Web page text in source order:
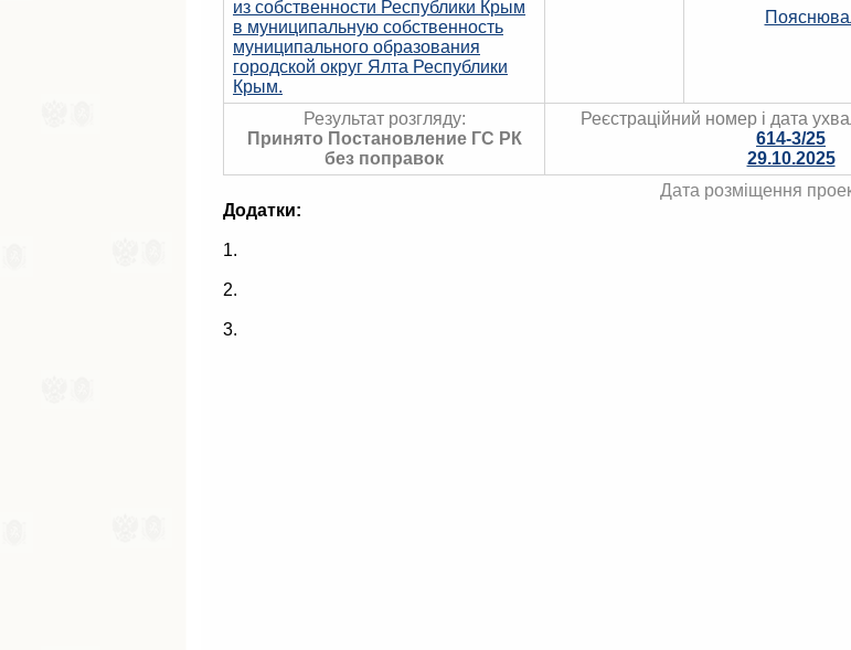
из собственности Республики Крым
в муниципальную собственность
муниципального образования
городской округ Ялта Республики
Крым.
Результат розгляду:
Принято Постановление ГС РК
без поправок
Реєстраційний номер і дата
614-3/25
29.10.2025
Дата розміщення
Додатки:
1.
2.
3.